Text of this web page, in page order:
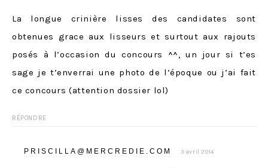
La longue crinière lisses des candidates sont
obtenues grace aux lisseurs et surtout aux rajouts
posés à l’occasion du concours ^^, un jour si t’es
sage je t’enverrai une photo de l’époque ou j’ai fait
ce concours (attention dossier lol)
RÉPONDRE
PRISCILLA@MERCREDIE.COM 3 avril 2014